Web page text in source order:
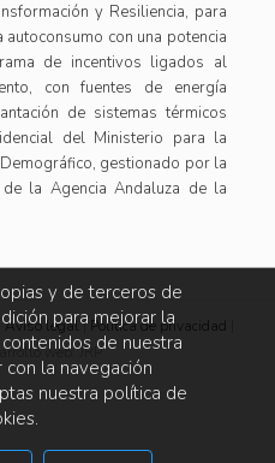
y Resiliencia, para
con una potencia
de incentivos ligados al
con fuentes de energía
de sistemas térmicos
del Ministerio para la
gestionado por la
la Agencia Andaluza de la
Aviso legal|Política de privacidad
web: JRP
y de terceros de
para mejorar la
de nuestra
la navegación
nuestra política de